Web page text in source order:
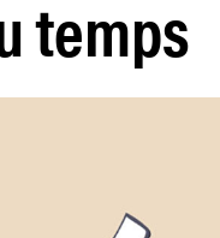
temps